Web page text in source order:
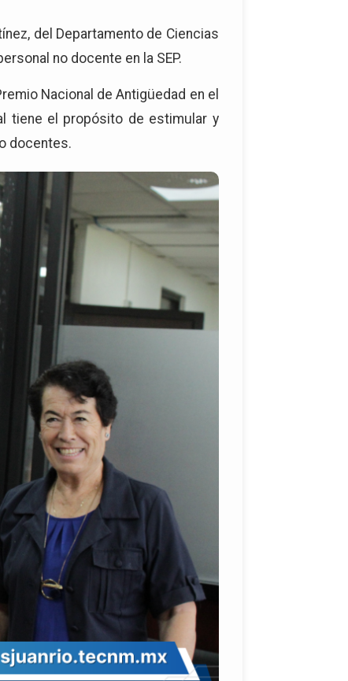
del Departamento de Ciencias
no docente en la SEP.
Nacional de Antigüedad en el
tiene el propósito de estimular y
docentes.